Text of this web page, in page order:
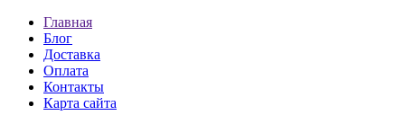
Главная
Блог
Доставка
Оплата
Контакты
Карта сайта